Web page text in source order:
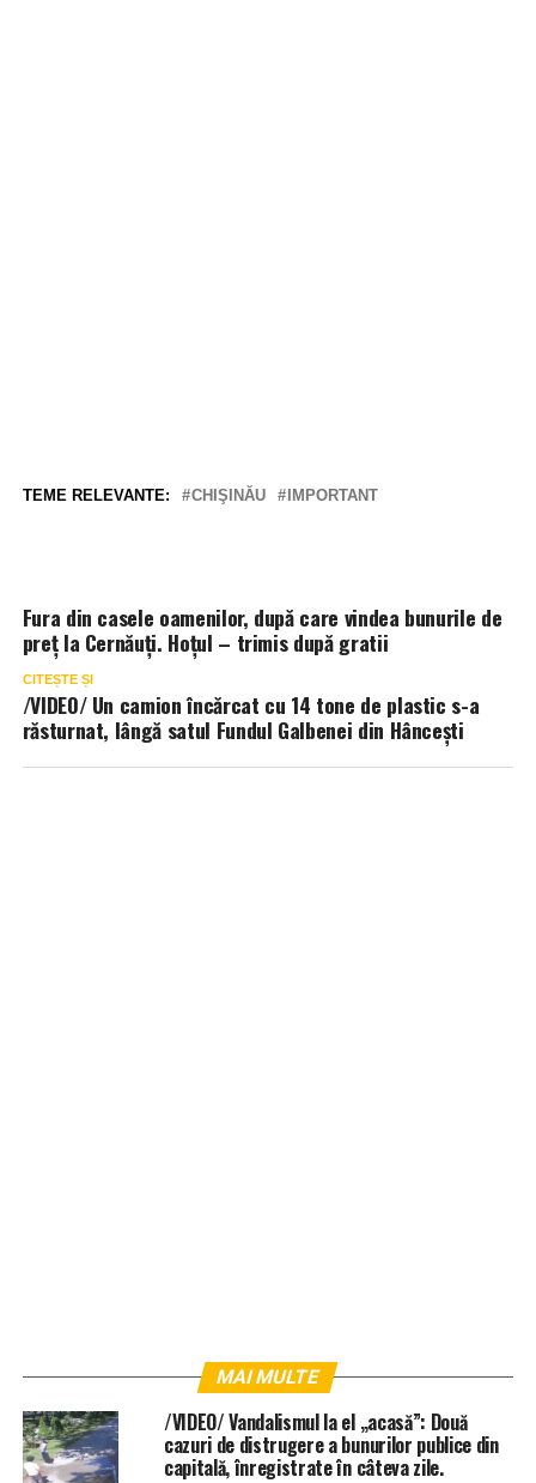
TEME RELEVANTE: CHIŞINĂU IMPORTANT
Fura din casele oamenilor, după care vindea bunurile de
preț la Cernăuți. Hoțul – trimis după gratii
CITEȘTE ȘI
/VIDEO/ Un camion încărcat cu 14 tone de plastic s-a
răsturnat, lângă satul Fundul Galbenei din Hâncești
MAI MULTE
/VIDEO/ Vandalismul la el „acasă”: Două
cazuri de distrugere a bunurilor publice din
capitală, înregistrate în câteva zile.